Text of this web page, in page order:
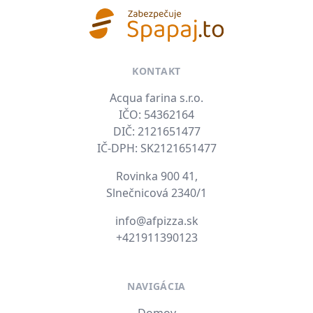
KONTAKT
Acqua farina s.r.o.
IČO: 54362164
DIČ: 2121651477
IČ-DPH: SK2121651477
Rovinka 900 41,
Slnečnicová 2340/1
info@afpizza.sk
+421911390123
NAVIGÁCIA